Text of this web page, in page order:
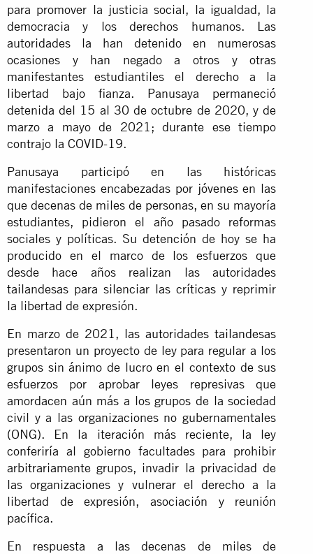
para promover la justicia social, la igualdad, la
democracia y los derechos humanos. Las
autoridades la han detenido en numerosas
ocasiones y han negado a otros y otras
manifestantes estudiantiles el derecho a la
libertad bajo fianza. Panusaya permaneció
detenida del 15 al 30 de octubre de 2020, y de
marzo a mayo de 2021; durante ese tiempo
contrajo la COVID-19.
Panusaya participó en las históricas
manifestaciones encabezadas por jóvenes en las
que decenas de miles de personas, en su mayoría
estudiantes, pidieron el año pasado reformas
sociales y políticas. Su detención de hoy se ha
producido en el marco de los esfuerzos que
desde hace años realizan las autoridades
tailandesas para silenciar las críticas y reprimir
la libertad de expresión.
En marzo de 2021, las autoridades tailandesas
presentaron un proyecto de ley para regular a los
grupos sin ánimo de lucro en el contexto de sus
esfuerzos por aprobar leyes represivas que
amordacen aún más a los grupos de la sociedad
civil y a las organizaciones no gubernamentales
(ONG). En la iteración más reciente, la ley
conferiría al gobierno facultades para prohibir
arbitrariamente grupos, invadir la privacidad de
las organizaciones y vulnerar el derecho a la
libertad de expresión, asociación y reunión
pacífica.
En respuesta a las decenas de miles de